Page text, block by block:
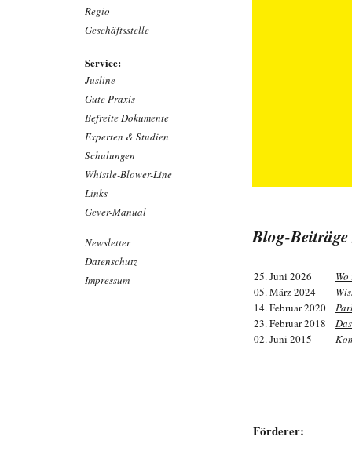
Regio
Geschäftsstelle
Service:
Jusline
Gute Praxis
Befreite Dokumente
Experten & Studien
Schulungen
Whistle-Blower-Line
Links
Gever-Manual
Newsletter
Datenschutz
Impressum
Blog-
25. Juni 2026
05. März 2024
14. Februar 2020
23. Februar 2018
02. Juni 2015
Förderer: